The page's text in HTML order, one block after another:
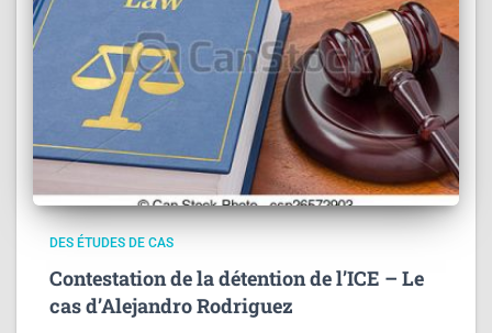
DES ÉTUDES DE CAS
Contestation de la détention de l’ICE – Le
cas d’Alejandro Rodriguez